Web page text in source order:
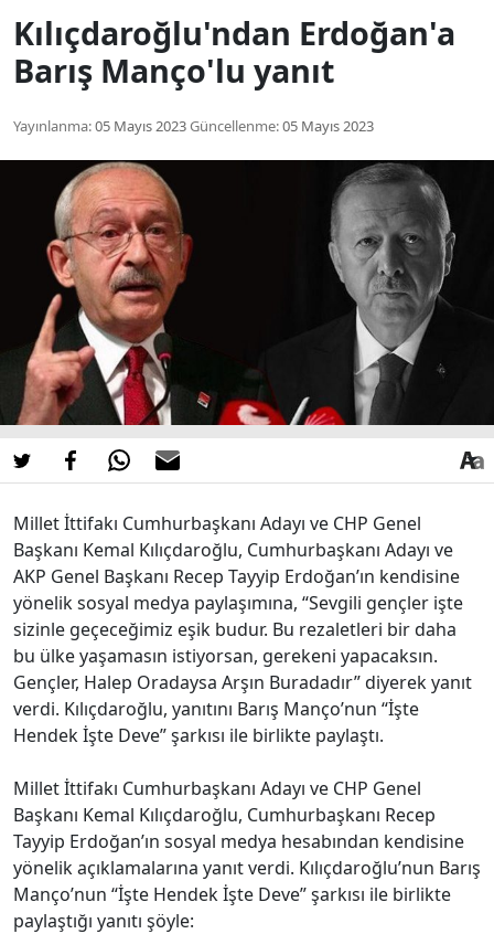
Kılıçdaroğlu'ndan Erdoğan'a
Barış Manço'lu yanıt
Yayınlanma:05 Mayıs 2023Güncellenme:05 Mayıs 2023
Millet İttifakı Cumhurbaşkanı Adayı ve CHP Genel
Başkanı Kemal Kılıçdaroğlu, Cumhurbaşkanı Adayı ve
AKP Genel Başkanı Recep Tayyip Erdoğan’ın kendisine
yönelik sosyal medya paylaşımına, “Sevgili gençler işte
sizinle geçeceğimiz eşik budur. Bu rezaletleri bir daha
bu ülke yaşamasın istiyorsan, gerekeni yapacaksın.
Gençler, Halep Oradaysa Arşın Buradadır” diyerek yanıt
verdi. Kılıçdaroğlu, yanıtını Barış Manço’nun “İşte
Hendek İşte Deve” şarkısı ile birlikte paylaştı.
Millet İttifakı Cumhurbaşkanı Adayı ve CHP Genel
Başkanı Kemal Kılıçdaroğlu, Cumhurbaşkanı Recep
Tayyip Erdoğan’ın sosyal medya hesabından kendisine
yönelik açıklamalarına yanıt verdi. Kılıçdaroğlu’nun Barış
Manço’nun “İşte Hendek İşte Deve” şarkısı ile birlikte
paylaştığı yanıtı şöyle: